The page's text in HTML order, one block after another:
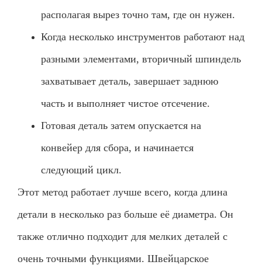
располагая вырез точно там, где он нужен.
Когда несколько инструментов работают над
разными элементами, вторичный шпиндель
захватывает деталь, завершает заднюю
часть и выполняет чистое отсечение.
Готовая деталь затем опускается на
конвейер для сбора, и начинается
следующий цикл.
Этот метод работает лучше всего, когда длина
детали в несколько раз больше её диаметра. Он
также отлично подходит для мелких деталей с
очень точными функциями. Швейцарское